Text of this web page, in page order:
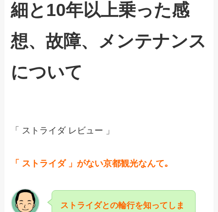
細と10年以上乗った感
想、故障、メンテナンス
について
「 ストライダ レビュー 」
「 ストライダ 」がない京都観光なんて｡
ストライダとの輪行を知ってしま